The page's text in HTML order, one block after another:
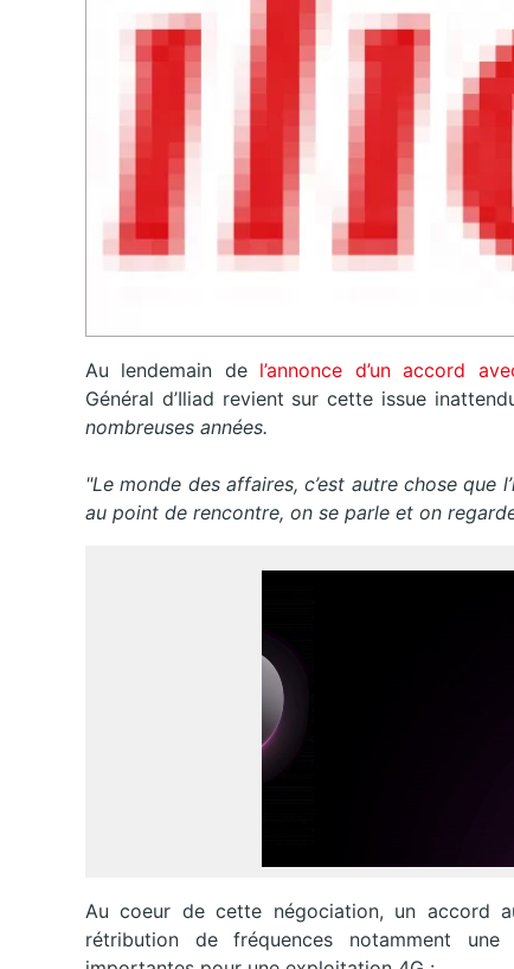
Au lendemain del’annonce d’un accord
Général d’Iliad revient sur cette issue
nombreuses années.
"Le monde des affaires, c’est autre chose que
au point de rencontre, on se parle et on
Au coeur de cette négociation, un accord
rétribution de fréquences notamment